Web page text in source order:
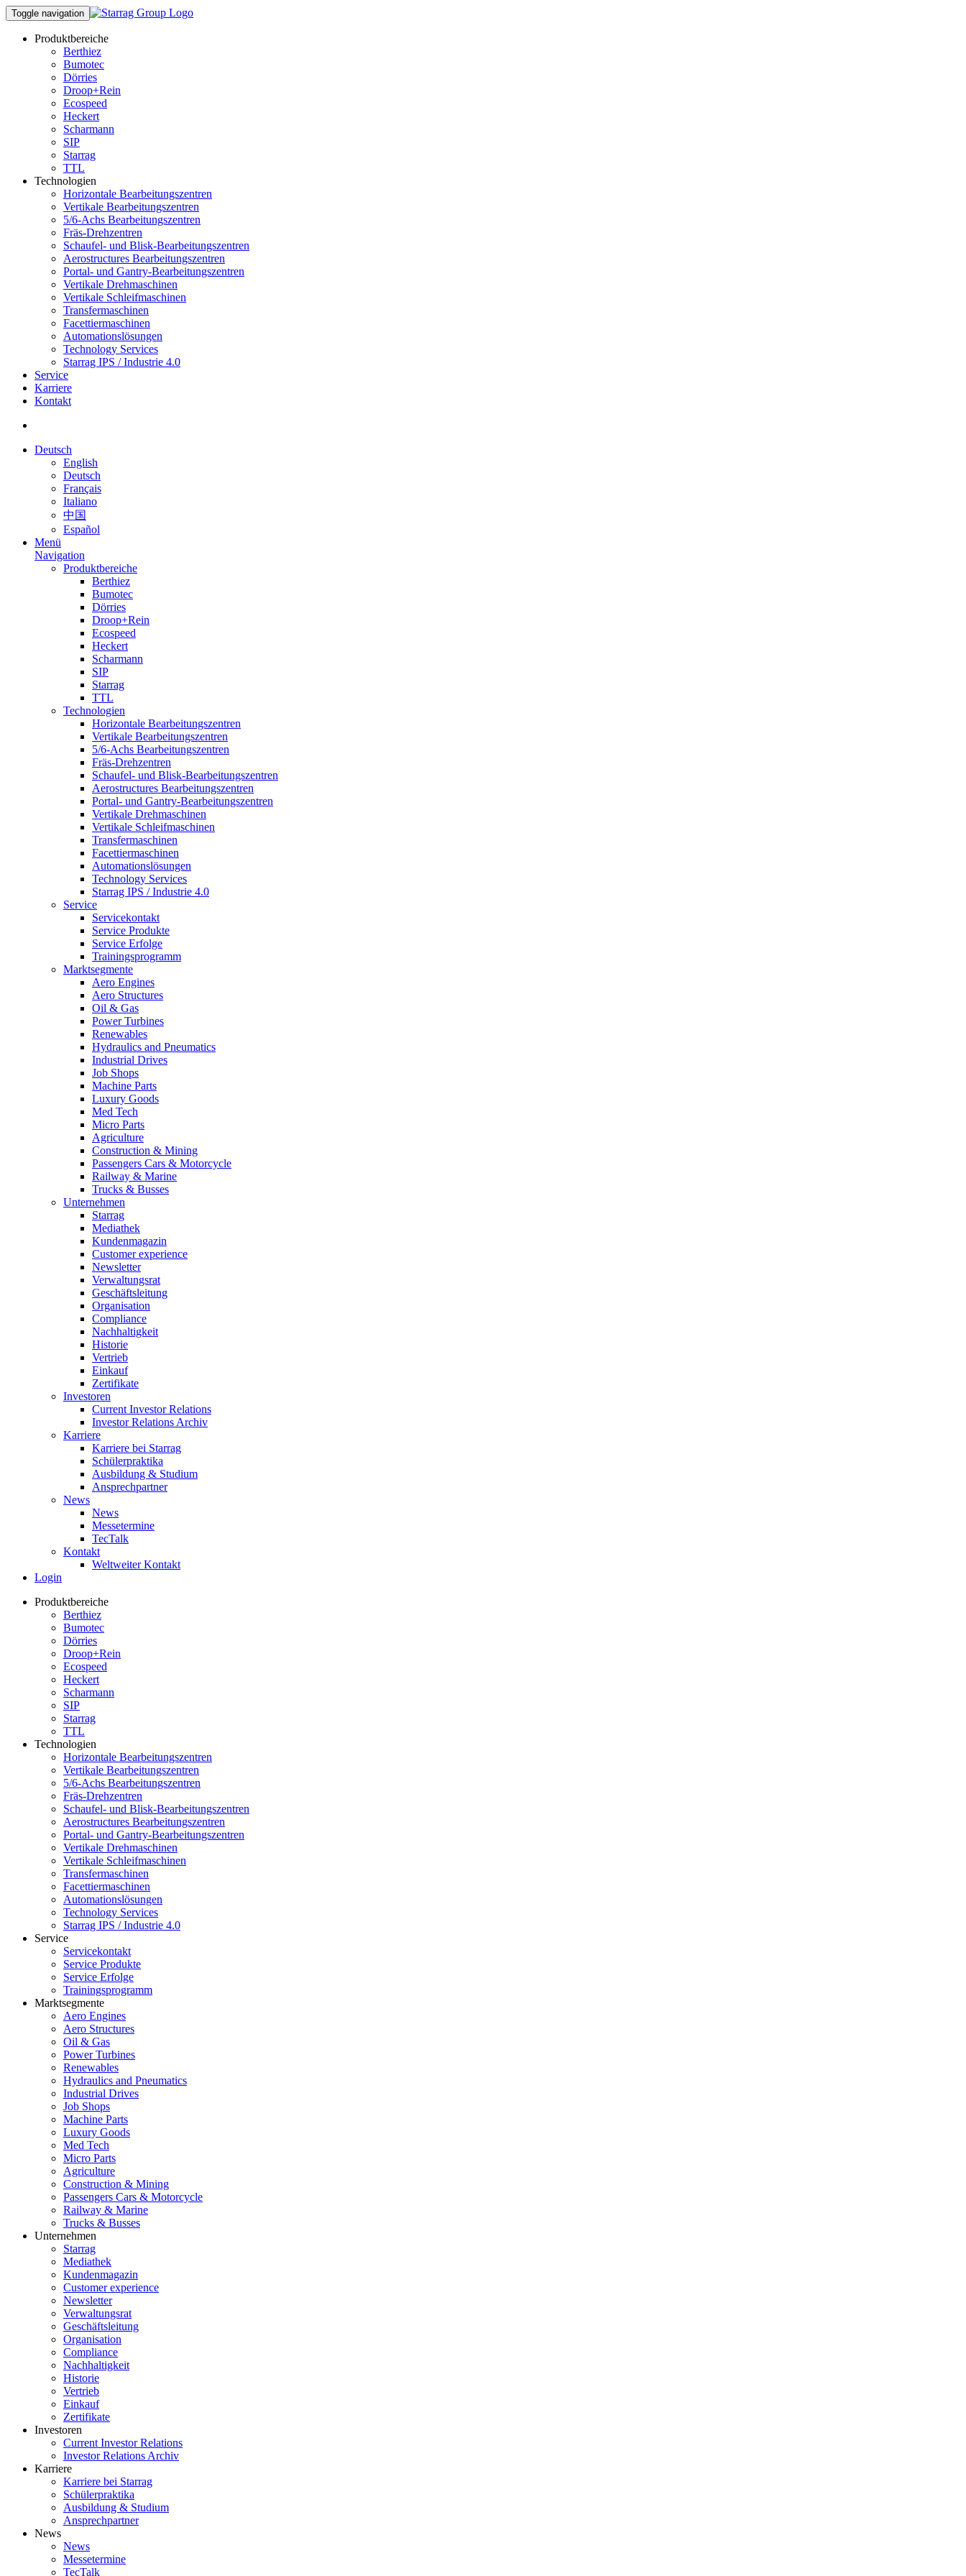
Toggle navigation
Produktbereiche
Berthiez
Bumotec
Dörries
Droop+Rein
Ecospeed
Heckert
Scharmann
SIP
Starrag
TTL
Technologien
Horizontale Bearbeitungszentren
Vertikale Bearbeitungszentren
5/6-Achs Bearbeitungszentren
Fräs-Drehzentren
Schaufel- und Blisk-Bearbeitungszentren
Aerostructures Bearbeitungszentren
Portal- und Gantry-Bearbeitungszentren
Vertikale Drehmaschinen
Vertikale Schleifmaschinen
Transfermaschinen
Facettiermaschinen
Automationslösungen
Technology Services
Starrag IPS / Industrie 4.0
Service
Karriere
Kontakt
Deutsch
English
Deutsch
Français
Italiano
中国
Español
Menü
Navigation
Produktbereiche
Berthiez
Bumotec
Dörries
Droop+Rein
Ecospeed
Heckert
Scharmann
SIP
Starrag
TTL
Technologien
Horizontale Bearbeitungszentren
Vertikale Bearbeitungszentren
5/6-Achs Bearbeitungszentren
Fräs-Drehzentren
Schaufel- und Blisk-Bearbeitungszentren
Aerostructures Bearbeitungszentren
Portal- und Gantry-Bearbeitungszentren
Vertikale Drehmaschinen
Vertikale Schleifmaschinen
Transfermaschinen
Facettiermaschinen
Automationslösungen
Technology Services
Starrag IPS / Industrie 4.0
Service
Servicekontakt
Service Produkte
Service Erfolge
Trainingsprogramm
Marktsegmente
Aero Engines
Aero Structures
Oil & Gas
Power Turbines
Renewables
Hydraulics and Pneumatics
Industrial Drives
Job Shops
Machine Parts
Luxury Goods
Med Tech
Micro Parts
Agriculture
Construction & Mining
Passengers Cars & Motorcycle
Railway & Marine
Trucks & Busses
Unternehmen
Starrag
Mediathek
Kundenmagazin
Customer experience
Newsletter
Verwaltungsrat
Geschäftsleitung
Organisation
Compliance
Nachhaltigkeit
Historie
Vertrieb
Einkauf
Zertifikate
Investoren
Current Investor Relations
Investor Relations Archiv
Karriere
Karriere bei Starrag
Schülerpraktika
Ausbildung & Studium
Ansprechpartner
News
News
Messetermine
TecTalk
Kontakt
Weltweiter Kontakt
Login
Produktbereiche
Berthiez
Bumotec
Dörries
Droop+Rein
Ecospeed
Heckert
Scharmann
SIP
Starrag
TTL
Technologien
Horizontale Bearbeitungszentren
Vertikale Bearbeitungszentren
5/6-Achs Bearbeitungszentren
Fräs-Drehzentren
Schaufel- und Blisk-Bearbeitungszentren
Aerostructures Bearbeitungszentren
Portal- und Gantry-Bearbeitungszentren
Vertikale Drehmaschinen
Vertikale Schleifmaschinen
Transfermaschinen
Facettiermaschinen
Automationslösungen
Technology Services
Starrag IPS / Industrie 4.0
Service
Servicekontakt
Service Produkte
Service Erfolge
Trainingsprogramm
Marktsegmente
Aero Engines
Aero Structures
Oil & Gas
Power Turbines
Renewables
Hydraulics and Pneumatics
Industrial Drives
Job Shops
Machine Parts
Luxury Goods
Med Tech
Micro Parts
Agriculture
Construction & Mining
Passengers Cars & Motorcycle
Railway & Marine
Trucks & Busses
Unternehmen
Starrag
Mediathek
Kundenmagazin
Customer experience
Newsletter
Verwaltungsrat
Geschäftsleitung
Organisation
Compliance
Nachhaltigkeit
Historie
Vertrieb
Einkauf
Zertifikate
Investoren
Current Investor Relations
Investor Relations Archiv
Karriere
Karriere bei Starrag
Schülerpraktika
Ausbildung & Studium
Ansprechpartner
News
News
Messetermine
TecTalk